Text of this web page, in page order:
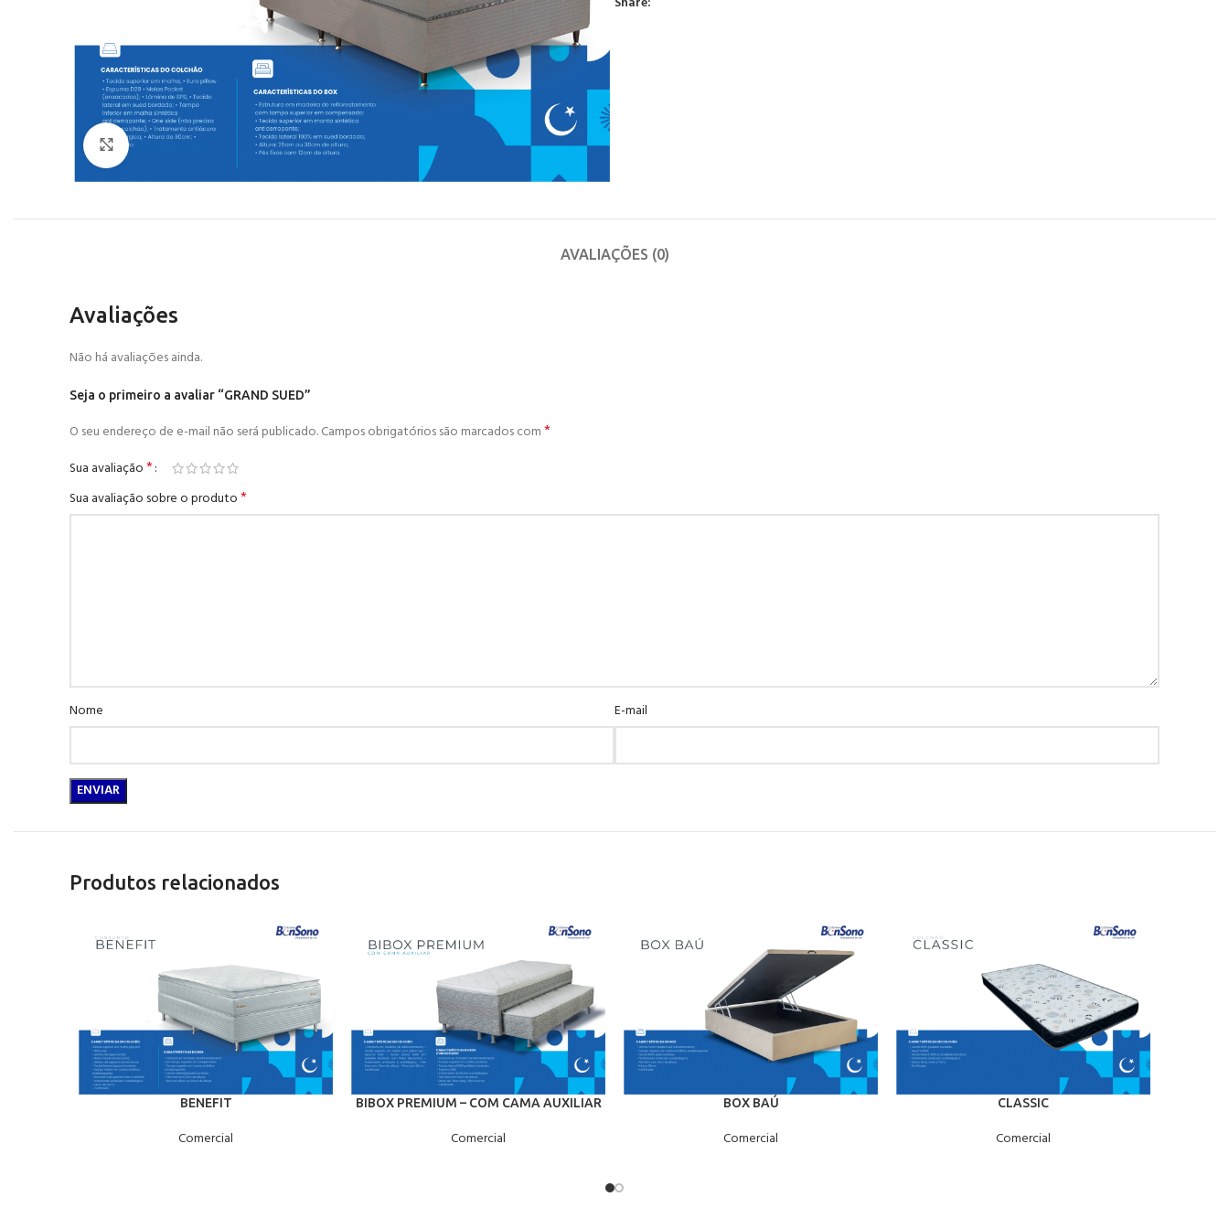
Click to enlarge
AVALIAÇÕES (0)
Avaliações
Não há avaliações ainda.
Seja o primeiro a avaliar “GRAND SUED”
O seu endereço de e-mail não será publicado.Campos obrigatórios são marcados com*
Sua avaliação*
Sua avaliação sobre o produto*
Nome E-mail
Produtos relacionados
BENEFIT
Comercial
BIBOX PREMIUM – COM CAMA AUXILIAR
Comercial
BOX BAÚ
Comercial
CLASSIC
Comercial